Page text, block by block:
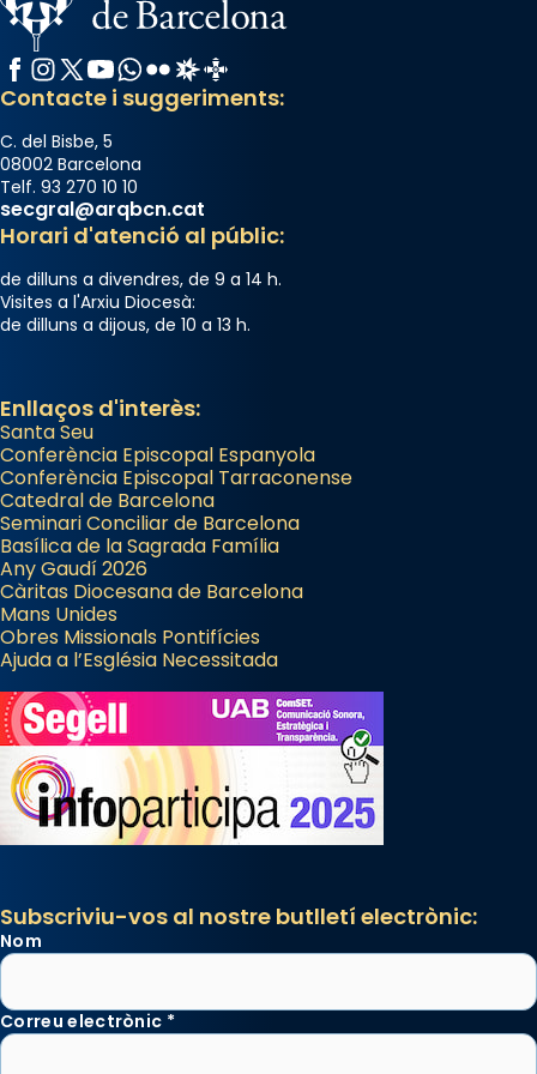
Facebook
Instagram
X / Twitter
YouTube
WhatsApp
FlickrRadio Estel
Catalunya Cristiana
Contacte i suggeriments:
C. del Bisbe, 5
08002 Barcelona
Telf. 93 270 10 10
secgral@arqbcn.cat
Horari d'atenció al públic:
de dilluns a divendres, de 9 a 14 h.
Visites a l'Arxiu Diocesà:
de dilluns a dijous, de 10 a 13 h.
Enllaços d'interès:
Santa Seu
Conferència Episcopal Espanyola
Conferència Episcopal Tarraconense
Catedral de Barcelona
Seminari Conciliar de Barcelona
Basílica de la Sagrada Família
Any Gaudí 2026
Càritas Diocesana de Barcelona
Mans Unides
Obres Missionals Pontifícies
Ajuda a l’Església Necessitada
Subscriviu-vos al nostre butlletí electrònic:
Nom
Correu electrònic *